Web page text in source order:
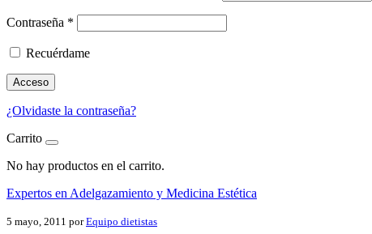
Contraseña *
Recuérdame
Acceso
¿Olvidaste la contraseña?
Carrito
No hay productos en el carrito.
Expertos en Adelgazamiento y Medicina Estética
5 mayo, 2011 porEquipo dietistas